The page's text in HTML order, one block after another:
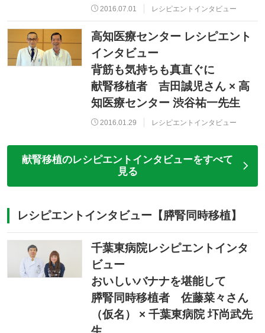
2016.07.01 レシピエントインタビュー
高知医療センター レシピエント
インタビュー
背筋も気持ちも真直ぐに
献腎移植者 吉田誠児さん × 高
知医療センター 渋谷祐一先生
2016.01.29 レシピエントインタビュー
献腎移植のレシピエントインタビューをすべて
見る
レシピエントインタビュー【膵腎同時移植】
千葉東病院レシピエントインタ
ビュー
おいしいバナナを堪能して
膵腎同時移植者 佐藤菜々さん
（仮名） × 千葉東病院 圷尚武先